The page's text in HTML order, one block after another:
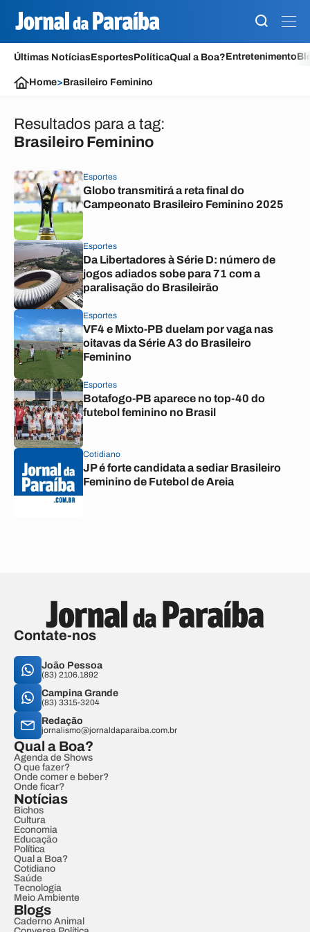
Últimas NotíciasEsportesPolíticaQual a Boa?Entretenimento
Home>Brasileiro Feminino
Resultados para a tag:
Brasileiro Feminino
Esportes
Globo transmitirá a reta final do
Campeonato Brasileiro Feminino 2025
Esportes
Da Libertadores à Série D: número de
jogos adiados sobe para 71 com a
paralisação do Brasileirão
Esportes
VF4 e Mixto-PB duelam por vaga nas
oitavas da Série A3 do Brasileiro
Feminino
Esportes
Botafogo-PB aparece no top-40 do
futebol feminino no Brasil
Cotidiano
JP é forte candidata a sediar Brasileiro
Feminino de Futebol de Areia
Contate-nos
João Pessoa
(83) 2106.1892
Campina Grande
(83) 3315-3204
Redação
jornalismo@jornaldaparaiba.com.br
Qual a Boa?
Agenda de Shows
O que fazer?
Onde comer e beber?
Onde ficar?
Notícias
Bichos
Cultura
Economia
Educação
Política
Qual a Boa?
Cotidiano
Saúde
Tecnologia
Meio Ambiente
Blogs
Caderno Animal